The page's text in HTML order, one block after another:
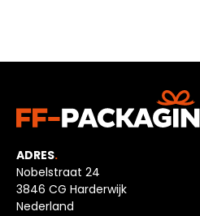
ADRES.
Nobelstraat 24
3846 CG Harderwijk
Nederland